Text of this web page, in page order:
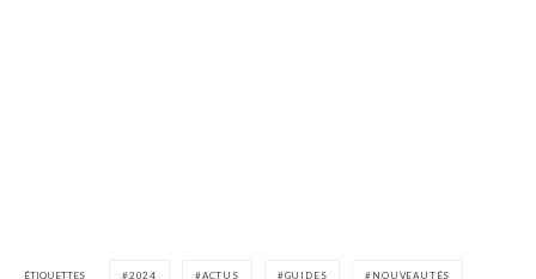
ÉTIQUETTES 2024 ACTUS GUIDES NOUVEAUTÉS